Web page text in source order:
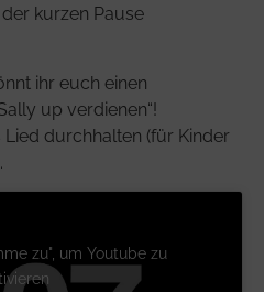
kurzen Pause
ihr euch einen
up verdienen“!
durchhalten (für Kinder
zu", um Youtube zu